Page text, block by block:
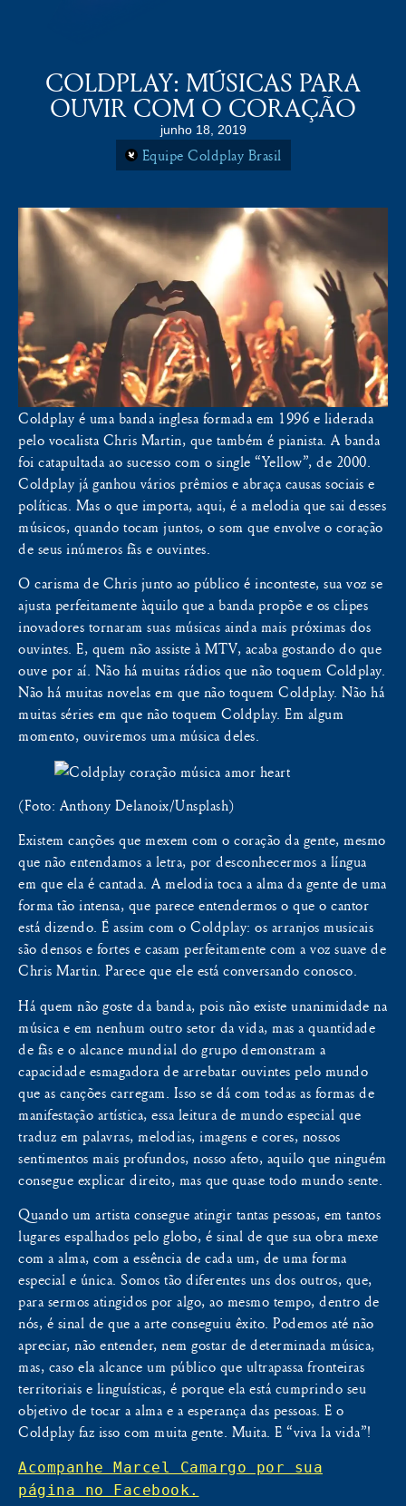
COLDPLAY: MÚSICAS PARA
OUVIR COM O CORAÇÃO
junho 18, 2019
Equipe Coldplay Brasil
Coldplay é uma banda inglesa formada em 1996 e liderada
pelo vocalista Chris Martin, que também é pianista. A banda
foi catapultada ao sucesso com o single “Yellow”, de 2000.
Coldplay já ganhou vários prêmios e abraça causas sociais e
políticas. Mas o que importa, aqui, é a melodia que sai desses
músicos, quando tocam juntos, o som que envolve o coração
de seus inúmeros fãs e ouvintes.
O carisma de Chris junto ao público é inconteste, sua voz se
ajusta perfeitamente àquilo que a banda propõe e os clipes
inovadores tornaram suas músicas ainda mais próximas dos
ouvintes. E, quem não assiste à MTV, acaba gostando do que
ouve por aí. Não há muitas rádios que não toquem Coldplay.
Não há muitas novelas em que não toquem Coldplay. Não há
muitas séries em que não toquem Coldplay. Em algum
momento, ouviremos uma música deles.
(Foto: Anthony Delanoix/Unsplash)
Existem canções que mexem com o coração da gente, mesmo
que não entendamos a letra, por desconhecermos a língua
em que ela é cantada. A melodia toca a alma da gente de uma
forma tão intensa, que parece entendermos o que o cantor
está dizendo. É assim com o Coldplay: os arranjos musicais
são densos e fortes e casam perfeitamente com a voz suave de
Chris Martin. Parece que ele está conversando conosco.
Há quem não goste da banda, pois não existe unanimidade na
música e em nenhum outro setor da vida, mas a quantidade
de fãs e o alcance mundial do grupo demonstram a
capacidade esmagadora de arrebatar ouvintes pelo mundo
que as canções carregam. Isso se dá com todas as formas de
manifestação artística, essa leitura de mundo especial que
traduz em palavras, melodias, imagens e cores, nossos
sentimentos mais profundos, nosso afeto, aquilo que ninguém
consegue explicar direito, mas que quase todo mundo sente.
Quando um artista consegue atingir tantas pessoas, em tantos
lugares espalhados pelo globo, é sinal de que sua obra mexe
com a alma, com a essência de cada um, de uma forma
especial e única. Somos tão diferentes uns dos outros, que,
para sermos atingidos por algo, ao mesmo tempo, dentro de
nós, é sinal de que a arte conseguiu êxito. Podemos até não
apreciar, não entender, nem gostar de determinada música,
mas, caso ela alcance um público que ultrapassa fronteiras
territoriais e linguísticas, é porque ela está cumprindo seu
objetivo de tocar a alma e a esperança das pessoas. E o
Coldplay faz isso com muita gente. Muita. E “viva la vida”!
Acompanhe Marcel Camargo por sua
página no Facebook.